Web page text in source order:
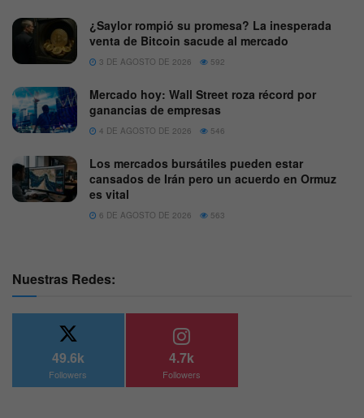
¿Saylor rompió su promesa? La inesperada
venta de Bitcoin sacude al mercado
3 DE AGOSTO DE 2026 592
Mercado hoy: Wall Street roza récord por
ganancias de empresas
4 DE AGOSTO DE 2026 546
Los mercados bursátiles pueden estar
cansados de Irán pero un acuerdo en Ormuz
es vital
6 DE AGOSTO DE 2026 563
Nuestras Redes:
49.6k
Followers
4.7k
Followers